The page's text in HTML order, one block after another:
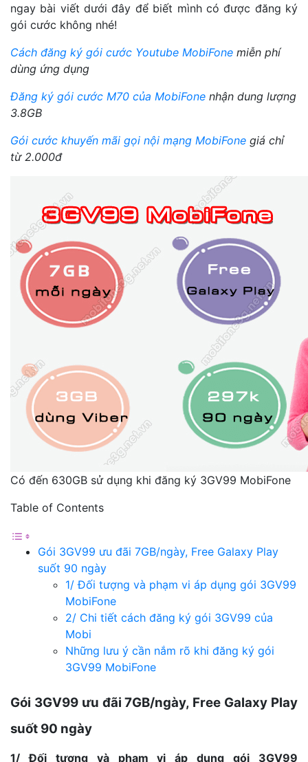
ngay bài viết dưới đây để biết mình có được đăng ký
gói cước không nhé!
Cách đăng ký gói cước Youtube MobiFone miễn phí
dùng ứng dụng
Đăng ký gói cước M70 của MobiFone nhận dung lượng
3.8GB
Gói cước khuyến mãi gọi nội mạng MobiFone giá chỉ
từ 2.000đ
Có đến 630GB sử dụng khi đăng ký 3GV99 MobiFone
Table of Contents
Gói 3GV99 ưu đãi 7GB/ngày, Free Galaxy Play
suốt 90 ngày
1/ Đối tượng và phạm vi áp dụng gói 3GV99
MobiFone
2/ Chi tiết cách đăng ký gói 3GV99 của
Mobi
Những lưu ý cần nắm rõ khi đăng ký gói
3GV99 MobiFone
Gói 3GV99 ưu đãi 7GB/ngày, Free Galaxy Play
suốt 90 ngày
1/ Đối tượng và phạm vi áp dụng gói 3GV99